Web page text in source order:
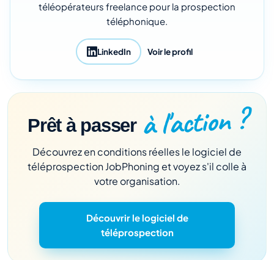
téléopérateurs freelance pour la prospection
téléphonique.
LinkedIn Voir le profil
Prêt à passer à l'action ?
Découvrez en conditions réelles le logiciel de
téléprospection JobPhoning et voyez s'il colle à
votre organisation.
Découvrir le logiciel de
téléprospection